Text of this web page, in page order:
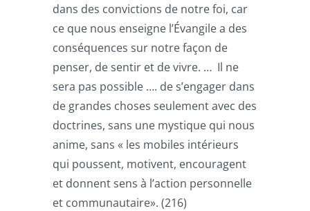
dans des convictions de notre foi, car
ce que nous enseigne l’Évangile a des
conséquences sur notre façon de
penser, de sentir et de vivre. … Il ne
sera pas possible …. de s’engager dans
de grandes choses seulement avec des
doctrines, sans une mystique qui nous
anime, sans « les mobiles intérieurs
qui poussent, motivent, encouragent
et donnent sens à l’action personnelle
et communautaire». (216)